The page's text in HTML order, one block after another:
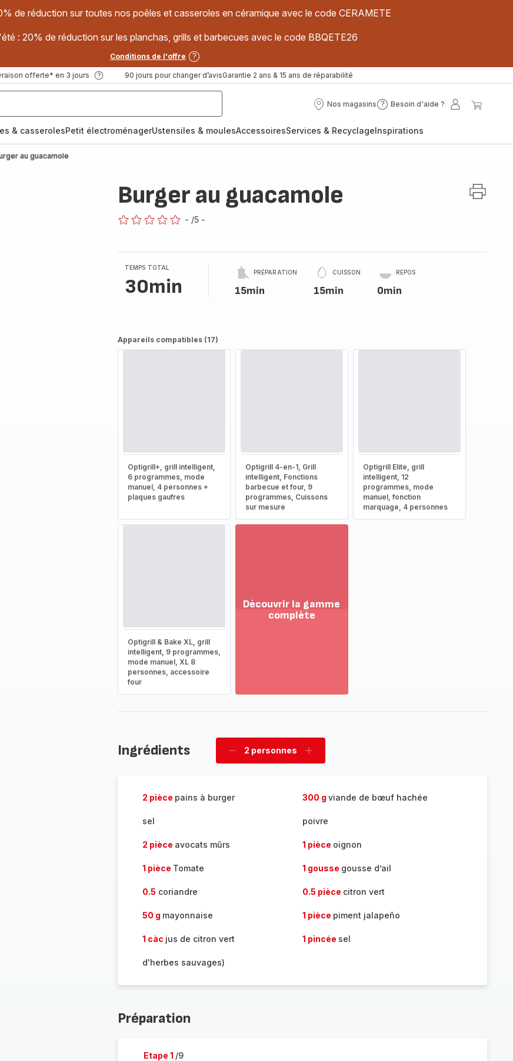
de réduction sur toutes nos poêles et casseroles en céramique avec le code CERAMETE
: 20% de réduction sur les planchas, grills et barbecues avec le code BBQETE26
Conditions de l'offre
offerte* en 3 jours 90 jours pour changer d’avisGarantie 2 ans & 15 ans de réparabilité
Nos magasins
Nos
Besoin d'aide ?
Besoin
?
Mon
& casserolesPetit électroménagerUstensiles & moulesAccessoiresServices & RecyclageInspirations
au guacamole
Burger au guacamole
- /5 -
TEMPS TOTAL
30min
PRÉPARATION
15min
CUISSON
15min
REPOS
0min
Appareils compatibles (17)
Optigrill+, grill intelligent,
6 programmes, mode
manuel, 4 personnes +
plaques gaufres
Optigrill 4-en-1, Grill
intelligent, Fonctions
barbecue et four, 9
programmes, Cuissons
sur mesure
Optigrill Elite, grill
intelligent, 12
programmes, mode
manuel, fonction
marquage, 4 personnes
Optigrill & Bake XL, grill
intelligent, 9 programmes,
mode manuel, XL 8
personnes, accessoire
four
Découvrir la gamme
complète
complète
Ingrédients
Supprimer
2 personnes
Ajouter
2 pièce pains à burger 300 g viande de bœuf hachée
sel poivre
2 pièce avocats mûrs 1 pièce oignon
1 pièce Tomate 1 gousse gousse d’ail
0.5 coriandre 0.5 pièce citron vert
50 g mayonnaise 1 pièce piment jalapeño
1 càc jus de citron vert 1 pincée sel
d'herbes sauvages)
Préparation
Etape 1 /9